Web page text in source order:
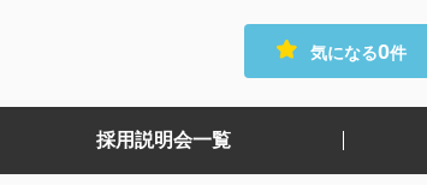
気になる0件
採用説明会一覧